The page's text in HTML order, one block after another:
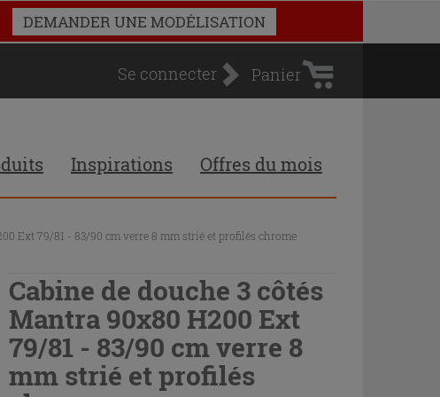
DEMANDER UNE MODÉLISATION
Se connecter
Panier
d'achat
Panier
Inspirations Offres du mois
Ext 79/81 - 83/90 cm verre 8 mm strié et profilés chrome
Cabine de douche 3 côtés
Mantra 90x80 H200 Ext
79/81 - 83/90 cm verre 8
mm strié et profilés